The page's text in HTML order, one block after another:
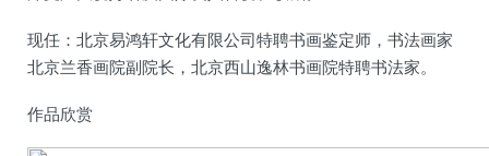
现任：北京易鸿轩文化有限公司特聘书画鉴定师，书法画家
北京兰香画院副院长，北京西山逸林书画院特聘书法家。
作品欣赏